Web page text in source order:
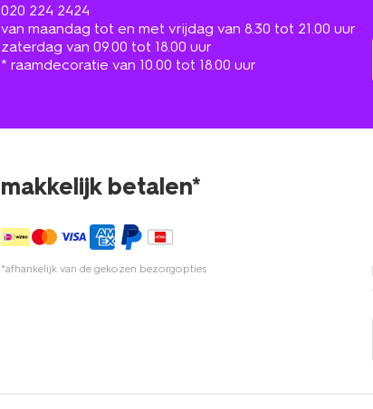
020 224 2424
van maandag tot en met vrijdag van 8.30 tot 21.00 uur
zaterdag van 09.00 tot 18.00 uur
* raamdecoratie van 10.00 tot 18.00 uur
makkelijk betalen*
*afhankelijk van de gekozen bezorgopties